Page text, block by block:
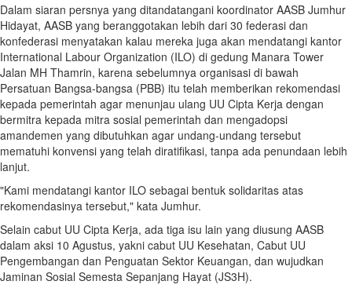
Dalam siaran persnya yang ditandatangani koordinator AASB Jumhur
Hidayat, AASB yang beranggotakan lebih dari 30 federasi dan
konfederasi menyatakan kalau mereka juga akan mendatangi kantor
International Labour Organization (ILO) di gedung Manara Tower
Jalan MH Thamrin, karena sebelumnya organisasi di bawah
Persatuan Bangsa-bangsa (PBB) itu telah memberikan rekomendasi
kepada pemerintah agar menunjau ulang UU Cipta Kerja dengan
bermitra kepada mitra sosial pemerintah dan mengadopsi
amandemen yang dibutuhkan agar undang-undang tersebut
mematuhi konvensi yang telah diratifikasi, tanpa ada penundaan lebih
lanjut.
"Kami mendatangi kantor ILO sebagai bentuk solidaritas atas
rekomendasinya tersebut," kata Jumhur.
Selain cabut UU Cipta Kerja, ada tiga isu lain yang diusung AASB
dalam aksi 10 Agustus, yakni cabut UU Kesehatan, Cabut UU
Pengembangan dan Penguatan Sektor Keuangan, dan wujudkan
Jaminan Sosial Semesta Sepanjang Hayat (JS3H).